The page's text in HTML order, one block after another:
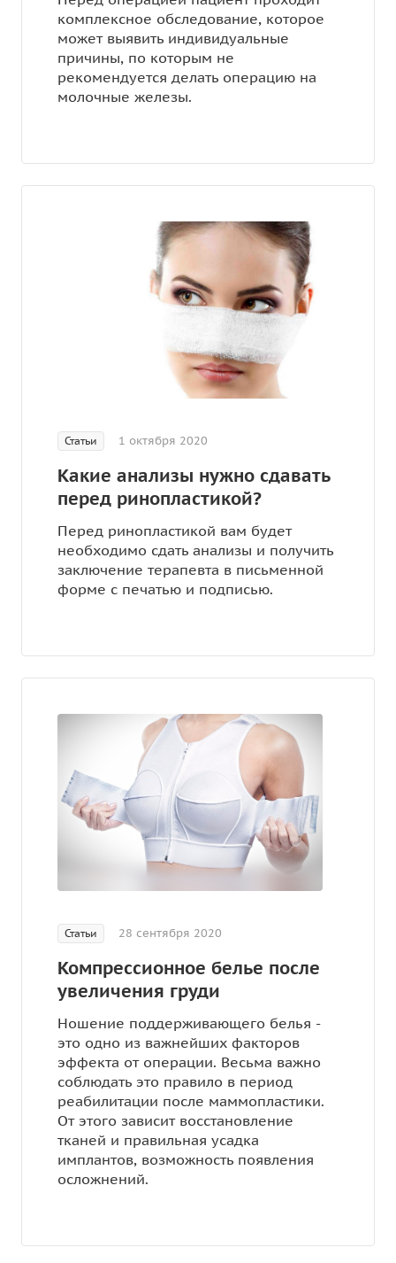
комплексное обследование, которое
может выявить индивидуальные
причины, по которым не
рекомендуется делать операцию на
молочные железы.
Статьи 1 октября 2020
Какие анализы нужно сдавать
перед ринопластикой?
Перед ринопластикой вам будет
необходимо сдать анализы и получить
заключение терапевта в письменной
форме с печатью и подписью.
Статьи 28 сентября 2020
Компрессионное белье после
увеличения груди
Ношение поддерживающего белья -
это одно из важнейших факторов
эффекта от операции. Весьма важно
соблюдать это правило в период
реабилитации после маммопластики.
От этого зависит восстановление
тканей и правильная усадка
имплантов, возможность появления
осложнений.